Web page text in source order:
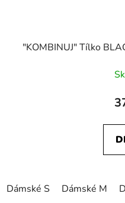
"KOMBINUJ" Tílko
Dámské S Dámské M